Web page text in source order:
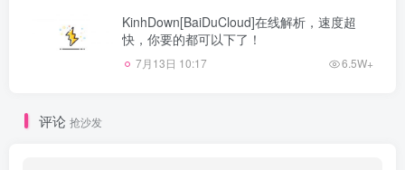
KinhDown[BaiDuCloud]在线解析，速度超
快，你要的都可以下了！
7月13日 10:17 6.5W+
评论 抢沙发